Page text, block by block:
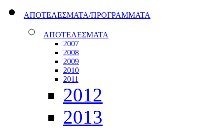
ΑΠΟΤΕΛΕΣΜΑΤΑ/ΠΡΟΓΡΑΜΜΑΤΑ
ΑΠΟΤΕΛΕΣΜΑΤΑ
2007
2008
2009
2010
2011
2012
2013